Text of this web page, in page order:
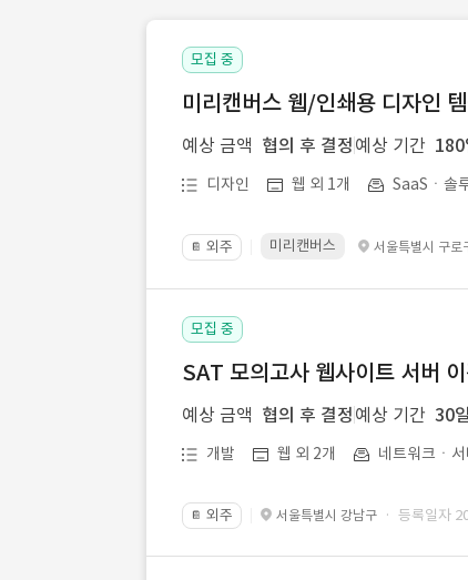
모집 중
미리캔버스 웹/인쇄용 디자인
예상 금액 협의 후 결정 예상 기간 180
디자인 웹 외 1개 SaaSㆍ솔
📔 외주 미리캔버스 서울특별시 구로
모집 중
SAT 모의고사 웹사이트 서버
예상 금액 협의 후 결정 예상 기간 30일
개발 웹 외 2개 네트워크ㆍ
📔 외주 서울특별시 강남구 · 등록일자